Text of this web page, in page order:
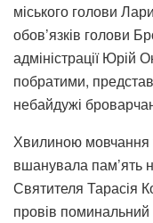
міського голови
обов’язків голови
адміністрації Юрій
побратими,
небайдужі
Хвилиною мовчання
вшанувала пам’ять
Святителя Тарасія
провів